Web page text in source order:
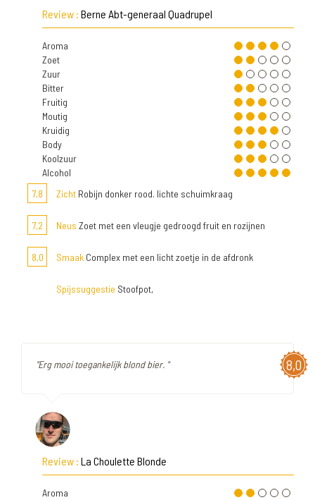
Review : Berne Abt-generaal Quadrupel
Aroma
Zoet
Zuur
Bitter
Fruitig
Moutig
Kruidig
Body
Koolzuur
Alcohol
7,8
Zicht Robijn donker rood. lichte schuimkraag
7,2 Neus Zoet met een vleugje gedroogd fruit en rozijnen
8,0 Smaak Complex met een licht zoetje in de afdronk
Spijssuggestie Stoofpot,
8,0
"Erg mooi toegankelijk blond bier. "
Review : La Choulette Blonde
Aroma